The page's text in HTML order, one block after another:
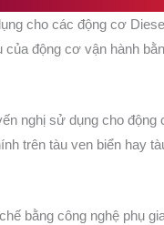
cho các động cơ
động cơ vận hành
nghị sử dụng cho
trên tàu ven biển hay
bằng công nghệ phụ